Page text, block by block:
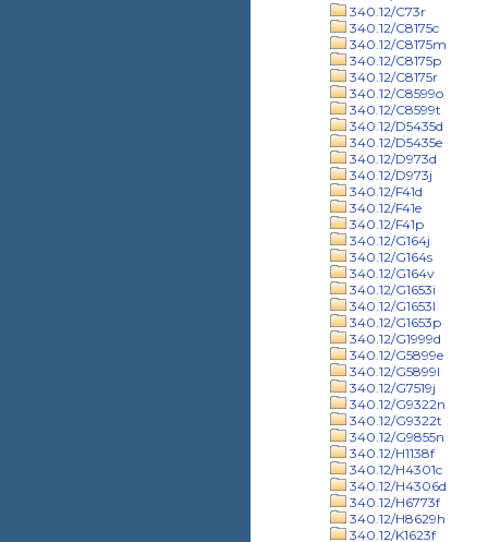
340.12/C73r
340.12/C8175c
340.12/C8175m
340.12/C8175p
340.12/C8175r
340.12/C8599o
340.12/C8599t
340.12/D5435d
340.12/D5435e
340.12/D973d
340.12/D973j
340.12/F41d
340.12/F41e
340.12/F41p
340.12/G164j
340.12/G164s
340.12/G164v
340.12/G1653i
340.12/G1653l
340.12/G1653p
340.12/G1999d
340.12/G5899e
340.12/G5899l
340.12/G7519j
340.12/G9322n
340.12/G9322t
340.12/G9855n
340.12/H1138f
340.12/H4301c
340.12/H4306d
340.12/H6773f
340.12/H8629h
340.12/K1623f